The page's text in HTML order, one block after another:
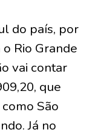
do país, por
Rio Grande
vai contar
que
São
Já no